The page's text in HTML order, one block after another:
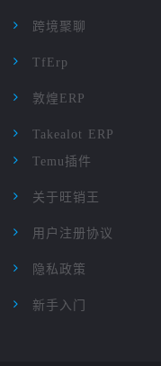
跨境聚聊
TfErp
敦煌ERP
Takealot ERP
Temu插件
关于旺销王
用户注册协议
隐私政策
新手入门